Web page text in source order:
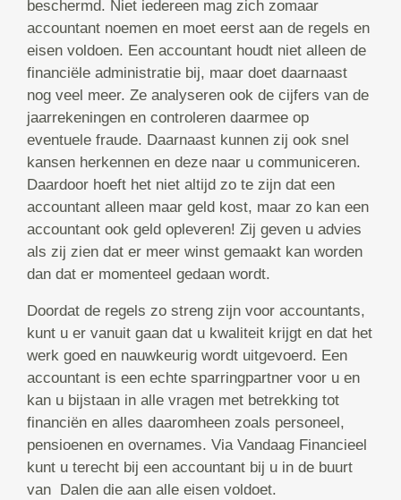
beschermd. Niet iedereen mag zich zomaar
accountant noemen en moet eerst aan de regels en
eisen voldoen. Een accountant houdt niet alleen de
financiële administratie bij, maar doet daarnaast
nog veel meer. Ze analyseren ook de cijfers van de
jaarrekeningen en controleren daarmee op
eventuele fraude. Daarnaast kunnen zij ook snel
kansen herkennen en deze naar u communiceren.
Daardoor hoeft het niet altijd zo te zijn dat een
accountant alleen maar geld kost, maar zo kan een
accountant ook geld opleveren! Zij geven u advies
als zij zien dat er meer winst gemaakt kan worden
dan dat er momenteel gedaan wordt.
Doordat de regels zo streng zijn voor accountants,
kunt u er vanuit gaan dat u kwaliteit krijgt en dat het
werk goed en nauwkeurig wordt uitgevoerd. Een
accountant is een echte sparringpartner voor u en
kan u bijstaan in alle vragen met betrekking tot
financiën en alles daaromheen zoals personeel,
pensioenen en overnames. Via Vandaag Financieel
kunt u terecht bij een accountant bij u in de buurt
van Dalen die aan alle eisen voldoet.